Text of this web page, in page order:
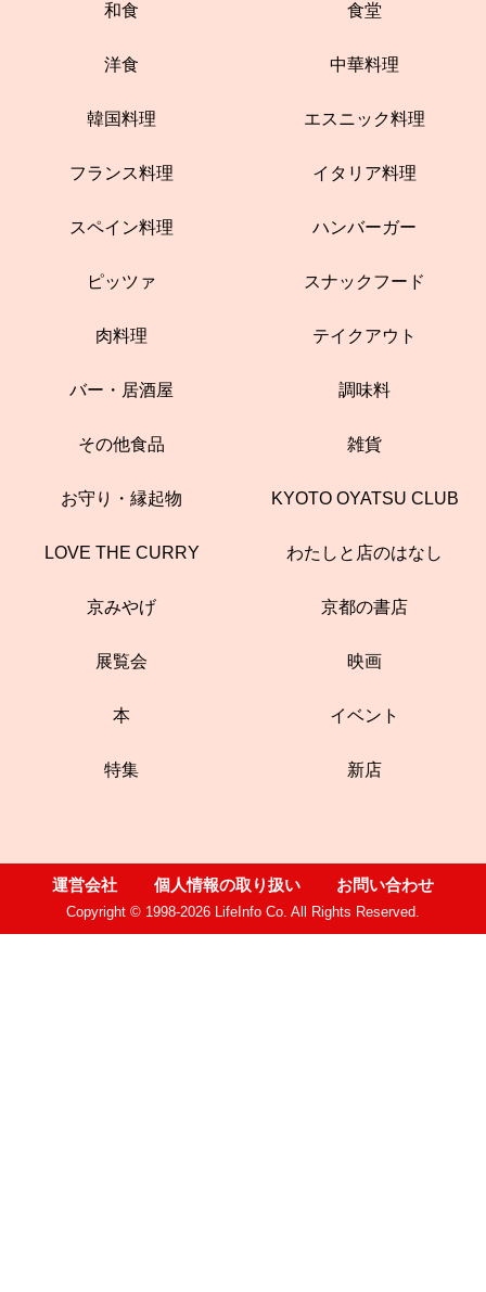
和食 食堂
洋食 中華料理
韓国料理 エスニック料理
フランス料理 イタリア料理
スペイン料理 ハンバーガー
ピッツァ スナックフード
肉料理 テイクアウト
バー・居酒屋 調味料
その他食品 雑貨
お守り・縁起物 KYOTO OYATSU CLUB
LOVE THE CURRY わたしと店のはなし
京みやげ 京都の書店
展覧会 映画
本 イベント
特集 新店
運営会社 個人情報の取り扱い お問い合わせ
Copyright © 1998-2026 LifeInfo Co. All Rights Reserved.